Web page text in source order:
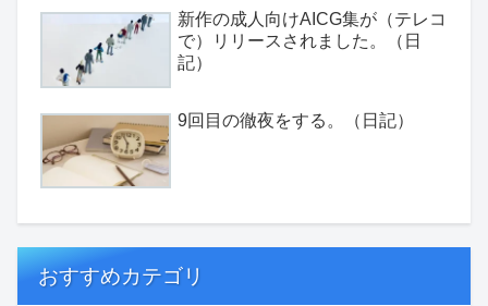
新作の成人向けAICG集が（テレコ
で）リリースされました。（日
記）
9回目の徹夜をする。（日記）
おすすめカテゴリ